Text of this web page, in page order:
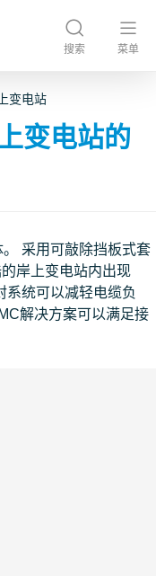
搜索 菜单
变电站
变电站的
采用可敲除挡板式套
岸上变电站内出现
系统可以减轻电缆负
解决方案可以满足接